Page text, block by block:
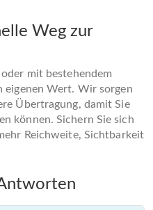
Weg zur
mit bestehendem
eigenen Wert. Wir sorgen
Übertragung, damit Sie
können. Sichern Sie sich
Reichweite, Sichtbarkeit